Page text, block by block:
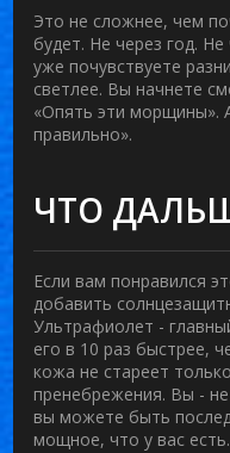
Это не сложнее, чем
будет. Не через год.
уже почувствуете
светлее. Вы начнете
«Опять эти морщины».
правильно».
ЧТО
Если вам понравился
добавить
Ультрафиолет -
его в 10 раз быстрее,
кожа не стареет
пренебрежения. Вы -
вы можете быть
мощное, что у вас есть.